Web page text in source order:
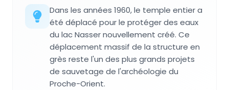
Dans les années 1960, le temple entier a
été déplacé pour le protéger des eaux
du lac Nasser nouvellement créé. Ce
déplacement massif de la structure en
grès reste l'un des plus grands projets
de sauvetage de l'archéologie du
Proche-Orient.